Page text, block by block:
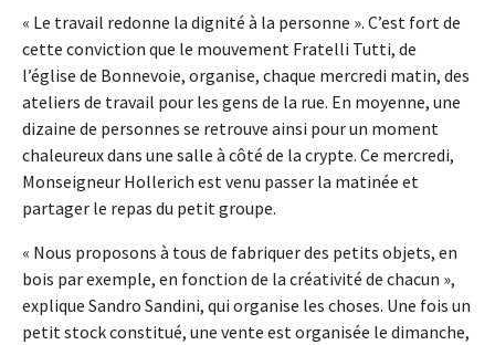
« Le travail redonne la dignité à la personne ». C’est fort de
cette conviction que le mouvement Fratelli Tutti, de
l’église de Bonnevoie, organise, chaque mercredi matin, des
ateliers de travail pour les gens de la rue. En moyenne, une
dizaine de personnes se retrouve ainsi pour un moment
chaleureux dans une salle à côté de la crypte. Ce mercredi,
Monseigneur Hollerich est venu passer la matinée et
partager le repas du petit groupe.
« Nous proposons à tous de fabriquer des petits objets, en
bois par exemple, en fonction de la créativité de chacun »,
explique Sandro Sandini, qui organise les choses. Une fois un
petit stock constitué, une vente est organisée le dimanche,